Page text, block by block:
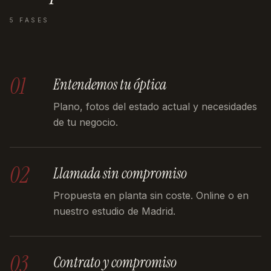
5 FASES
01 Entendemos tu óptica
Plano, fotos del estado actual y necesidades
de tu negocio.
02 Llamada sin compromiso
Propuesta en planta sin coste. Online o en
nuestro estudio de Madrid.
03 Contrato y compromiso